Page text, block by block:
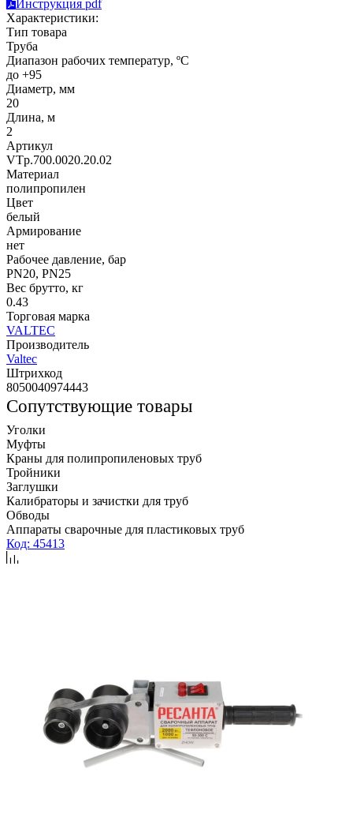
Инструкция pdf
Характеристики:
Тип товара
Труба
Диапазон рабочих температур, ºС
до +95
Диаметр, мм
20
Длина, м
2
Артикул
VTp.700.0020.20.02
Материал
полипропилен
Цвет
белый
Армирование
нет
Рабочее давление, бар
PN20, PN25
Вес брутто, кг
0.43
Торговая марка
VALTEC
Производитель
Valtec
Штрихкод
8050040974443
Сопутствующие товары
Уголки
Муфты
Краны для полипропиленовых труб
Тройники
Заглушки
Калибраторы и зачистки для труб
Обводы
Аппараты сварочные для пластиковых труб
Код: 45413